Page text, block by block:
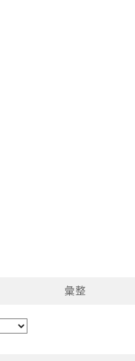
彙整